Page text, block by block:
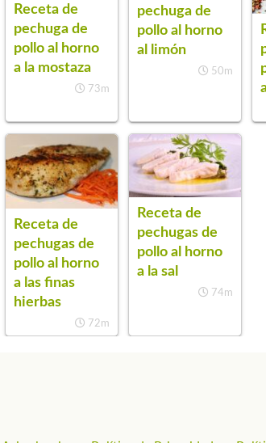
Receta de
pechuga de
pollo al horno
a la mostaza
73m
pechuga de
pollo al horno
al limón
50m
Receta de
pechugas de
pollo al horno
a las finas
hierbas
72m
Receta de
pechugas de
pollo al horno
a la sal
74m